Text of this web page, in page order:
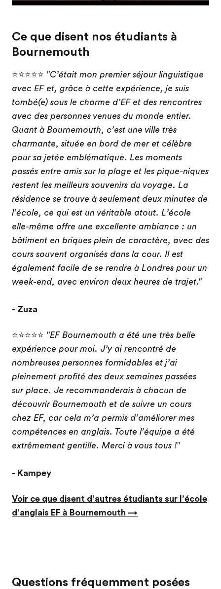
Ce que disent nos étudiants à
Bournemouth
⭐⭐⭐⭐⭐ "C’était mon premier séjour linguistique
avec EF et, grâce à cette expérience, je suis
tombé(e) sous le charme d’EF et des rencontres
avec des personnes venues du monde entier.
Quant à Bournemouth, c’est une ville très
charmante, située en bord de mer et célèbre
pour sa jetée emblématique. Les moments
passés entre amis sur la plage et les pique-niques
restent les meilleurs souvenirs du voyage. La
résidence se trouve à seulement deux minutes de
l’école, ce qui est un véritable atout. L’école
elle-même offre une excellente ambiance : un
bâtiment en briques plein de caractère, avec des
cours souvent organisés dans la cour. Il est
également facile de se rendre à Londres pour un
week-end, avec environ deux heures de trajet."
- Zuza
⭐⭐⭐⭐⭐ "EF Bournemouth a été une très belle
expérience pour moi. J’y ai rencontré de
nombreuses personnes formidables et j’ai
pleinement profité des deux semaines passées
sur place. Je recommanderais à chacun de
découvrir Bournemouth et de suivre un cours
chez EF, car cela m’a permis d’améliorer mes
compétences en anglais. Toute l’équipe a été
extrêmement gentille. Merci à vous tous !"
- Kampey
Voir ce que disent d’autres étudiants sur l’école
d’anglais EF à Bournemouth →
Questions fréquemment posées